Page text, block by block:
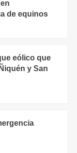
de equinos
eólico que
y San